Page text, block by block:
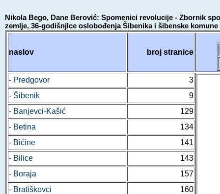
Nikola Bego, Dane Berović: Spomenici revolucije - Zbornik
zemlje, 36-godišnjlce oslobođenja Šibenika i šibenske komune
naslov broj stranice
- Predgovor
3
- Šibenik
9
- Banjevci-Kašić
129
- Betina
134
- Bićine
141
- Bilice
143
- Boraja
157
- Bratiškovci
160